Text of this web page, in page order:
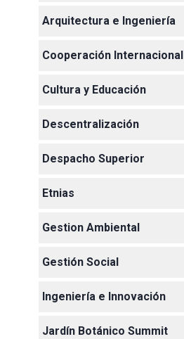
Arquitectura e Ingeniería
Cooperación Internacional
Cultura y Educación
Descentralización
Despacho Superior
Etnias
Gestion Ambiental
Gestión Social
Ingeniería e Innovación
Jardín Botánico Summit